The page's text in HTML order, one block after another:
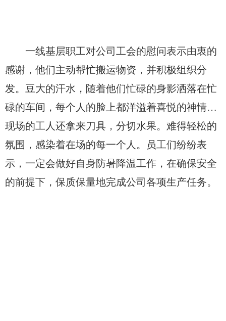
一线基层职工对公司工会的慰问表示由衷的
感谢，他们主动帮忙搬运物资，并积极组织分
发。豆大的汗水，随着他们忙碌的身影洒落在忙
碌的车间，每个人的脸上都洋溢着喜悦的神情…
现场的工人还拿来刀具，分切水果。难得轻松的
氛围，感染着在场的每一个人。员工们纷纷表
示，一定会做好自身防暑降温工作，在确保安全
的前提下，保质保量地完成公司各项生产任务。